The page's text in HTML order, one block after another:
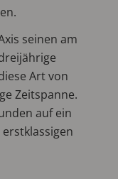
seinen am
Art von
Zeitspanne.
auf ein